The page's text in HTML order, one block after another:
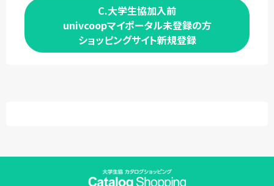
C.大学生協加入前
univcoopマイポータル未登録の方
ショッピングサイト新規登録